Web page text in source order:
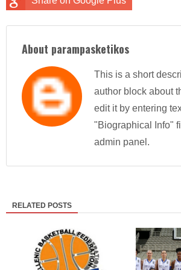
About parampasketikos
This is a short
author block about
edit it by entering
"Biographical Info"
admin panel.
RELATED POSTS